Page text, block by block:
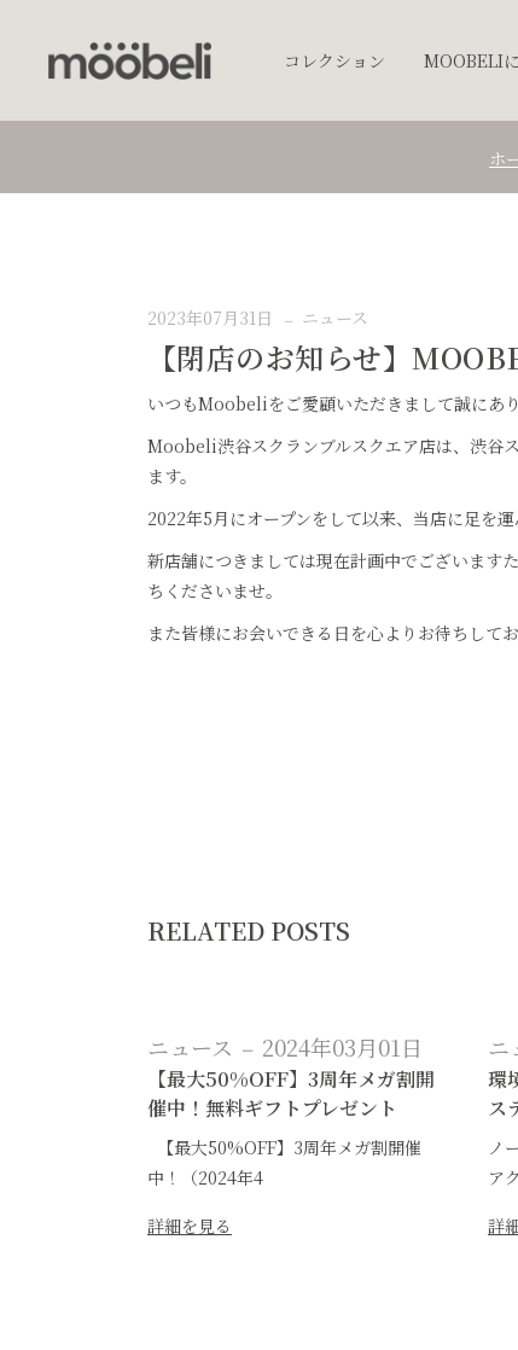
コレクション
キッチンウェア
プランター
オブジェクト
アクセサリー
ベッド
テーブル
ソファー
吸音家具
MOOBELI
ホ
2023年07月31日 ニュース
【閉店のお知らせ】
いつもMoobeliをご愛顧いただきまして誠にあり
Moobeli渋谷スクランブルスクエア店は、渋谷
ます。
2022年5月にオープンをして以来、当店に足を
新店舗につきましては現在計画中でございます
ちくださいませ。
また皆様にお会いできる日を心よりお待ちしてお
RELATED POSTS
ニュース 2024年03月01日
【最大50%OFF】3周年メガ割開
催中！無料ギフトプレゼント
【最大50%OFF】3周年メガ割開催
中！（2024年4
詳細を見る
ニ
環
ス
ノ
アク
詳